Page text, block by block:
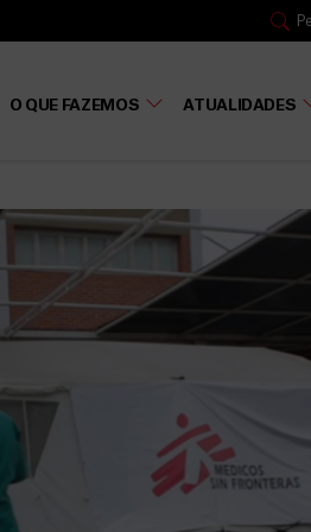
O QUE FAZEMOS ATUALIDADES